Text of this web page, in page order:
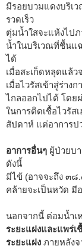
มีรอยบวมแดงบริเ
รวดเร็ว
ตุ่มน้ำใสจะแห้งไป
น้ำในบริเวณที่ชื้นแ
ได้
เมื่อสะเก็ดหลุดแล้ว
เมื่อไวรัสเข้าสู่ร่าง
ไกลออกไปได้ โดย
ในการติดเชื้อไวรัส
สัปดาห์ แต่อาการป
อาการอื่นๆ ผู้ป่วยบ
ดังนี้
มีไข้ (อาจจะถึง ๓๘
คล้ายจะเป็นหวัด มี
นอกจากนี้ ต่อมน้ำเ
ระยะแฝงและแพร่เ
ระยะแฝง ภายหลังจ